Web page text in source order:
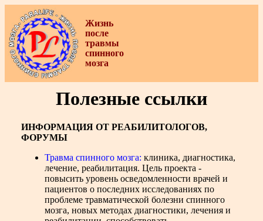
Жизнь
после
травмы
спинного
мозга
Полезные ссылки
ИНФОРМАЦИЯ ОТ РЕАБИЛИТОЛОГОВ,
ФОРУМЫ
Травма спинного мозга: клиника, диагностика,
лечение, реабилитация. Цель проекта -
повысить уровень осведомленности врачей и
пациентов о последних исследованиях по
проблеме травматической болезни спинного
мозга, новых методах диагностики, лечения и